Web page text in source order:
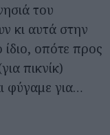
του
κι αυτά στην
ίδιο, οπότε προς
πικνίκ)
φύγαμε για…